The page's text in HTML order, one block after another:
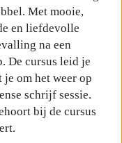
Met mooie,
en liefdevolle
na een
De cursus leid je
je om het weer op
schrijf sessie.
bij de cursus